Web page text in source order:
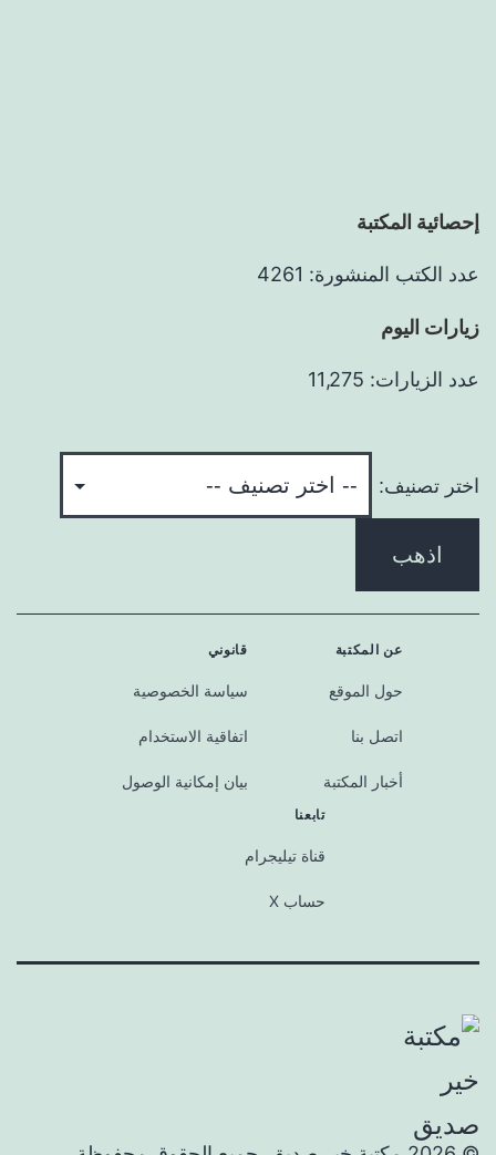
إحصائية المكتبة
عدد الكتب المنشورة: 4261
زيارات اليوم
عدد الزيارات: 11,275
اختر تصنيف:
اذهب
عن المكتبة
حول الموقع
اتصل بنا
أخبار المكتبة
قانوني
سياسة الخصوصية
اتفاقية الاستخدام
بيان إمكانية الوصول
تابعنا
قناة تيليجرام
حساب X